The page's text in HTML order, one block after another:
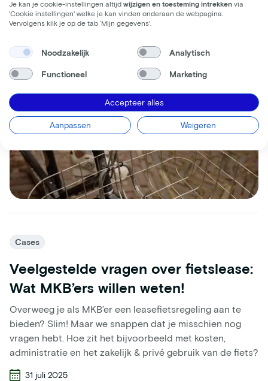
Cases
Veelgestelde vragen over fietslease:
Wat MKB’ers willen weten!
Overweeg je als MKB’er een leasefietsregeling aan te
bieden? Slim! Maar we snappen dat je misschien nog
vragen hebt. Hoe zit het bijvoorbeeld met kosten,
administratie en het zakelijk & privé gebruik van de fiets?
31 juli 2025
Je kan je cookie-instellingen altijd wijzigen en toesteming intrekken via
'Cookie instellingen' welke je kan vinden onderaan de webpagina.
Vervolgens klik je op de tab ‘Mijn gegevens'.
Noodzakelijk Analytisch
Functioneel Marketing
Accepteer alles
Aanpassen Weigeren